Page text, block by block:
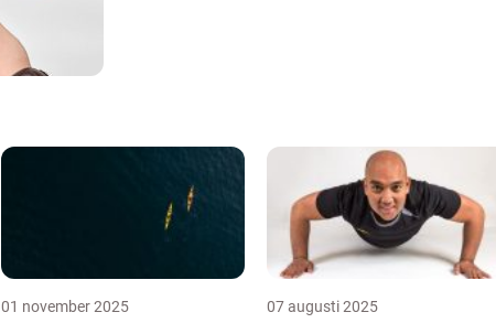
01 november 2025 07 augusti 2025